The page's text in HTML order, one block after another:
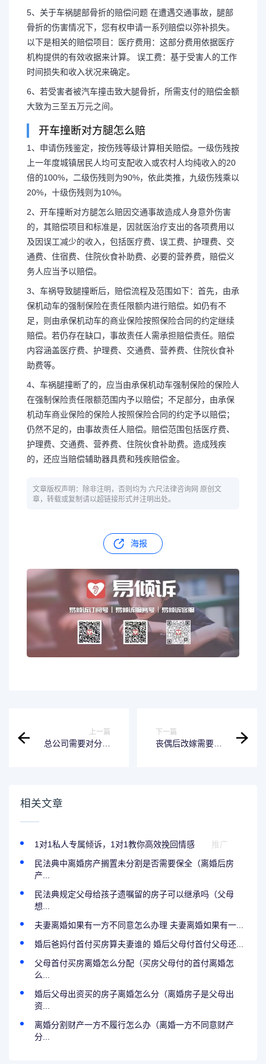
5、关于车祸腿部骨折的赔偿问题 在遭遇交通事故，腿部
骨折的伤害情况下，您有权申请一系列赔偿以弥补损失。
以下是相关的赔偿项目：医疗费用：这部分费用依据医疗
机构提供的有效收据来计算。 误工费：基于受害人的工作
时间损失和收入状况来确定。
6、若受害者被汽车撞击致大腿骨折，所需支付的赔偿金额
大致为三至五万元之间。
开车撞断对方腿怎么赔
1、申请伤残鉴定，按伤残等级计算相关赔偿。一级伤残按
上一年度城镇居民人均可支配收入或农村人均纯收入的20
倍的100%，二级伤残则为90%，依此类推，九级伤残乘以
20%，十级伤残则为10%。
2、开车撞断对方腿怎么赔因交通事故造成人身意外伤害
的，其赔偿项目和标准是，因就医治疗支出的各项费用以
及因误工减少的收入，包括医疗费、误工费、护理费、交
通费、住宿费、住院伙食补助费、必要的营养费，赔偿义
务人应当予以赔偿。
3、车祸导致腿撞断后，赔偿流程及范围如下：首先，由承
保机动车的强制保险在责任限额内进行赔偿。如仍有不
足，则由承保机动车的商业保险按照保险合同的约定继续
赔偿。若仍存在缺口，事故责任人需承担赔偿责任。赔偿
内容涵盖医疗费、护理费、交通费、营养费、住院伙食补
助费等。
4、车祸腿撞断了的，应当由承保机动车强制保险的保险人
在强制保险责任限额范围内予以赔偿；不足部分，由承保
机动车商业保险的保险人按照保险合同的约定予以赔偿；
仍然不足的，由事故责任人赔偿。赔偿范围包括医疗费、
护理费、交通费、营养费、住院伙食补助费。造成残疾
的，还应当赔偿辅助器具费和残疾赔偿金。
文章版权声明：除非注明，否则均为 六尺法律咨询网 原创文
章，转载或复制请以超链接形式并注明出处。
海报
上一篇
总公司需要对分公
下一篇
丧偶后改嫁需要给
相关文章
1对1私人专属倾诉，1对1教你高效挽回情感
推广
民法典中离婚房产搁置未分割是否需要保全（离婚后房
产...
民法典规定父母给孩子遗嘱留的房子可以继承吗（父母
想...
夫妻离婚如果有一方不同意怎么办理 夫妻离婚如果有一...
婚后爸妈付首付买房算夫妻谁的 婚后父母付首付父母还...
父母首付买房离婚怎么分配（买房父母付的首付离婚怎
么...
婚后父母出资买的房子离婚怎么分（离婚房子是父母出
资...
离婚分割财产一方不履行怎么办（离婚一方不同意财产
分...